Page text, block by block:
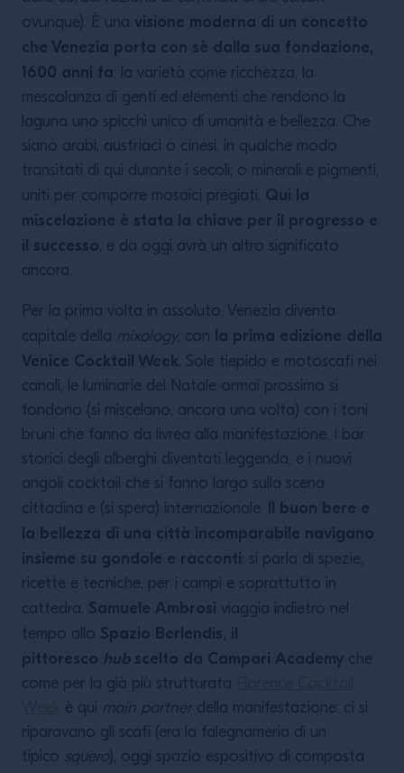
ovunque). È una visione moderna di un concetto
che Venezia porta con sè dalla sua fondazione,
1600 anni fa: la varietà come ricchezza, la
mescolanza di genti ed elementi che rendono la
laguna uno spicchi unico di umanità e bellezza. Che
siano arabi, austriaci o cinesi, in qualche modo
transitati di qui durante i secoli; o minerali e pigmenti,
uniti per comporre mosaici pregiati. Qui la
miscelazione è stata la chiave per il progresso e
il successo, e da oggi avrà un altro significato
ancora.
Per la prima volta in assoluto, Venezia diventa
capitale della mixology , con la prima edizione della
Venice Cocktail Week. Sole tiepido e motoscafi nei
canali, le luminarie del Natale ormai prossimo si
fondono (si miscelano, ancora una volta) con i toni
bruni che fanno da livrea alla manifestazione. I bar
storici degli alberghi diventati leggenda, e i nuovi
angoli cocktail che si fanno largo sulla scena
cittadina e (si spera) internazionale.
Il buon bere e
la bellezza di una città incomparabile navigano
insieme su gondole e racconti: si parla di spezie,
ricette e tecniche, per i campi e soprattutto in
cattedra. Samuele Ambrosi viaggia indietro nel
tempo allo Spazio Berlendis, il
pittoresco hubscelto da Campari Academy che
come per la già più strutturata
è qui main partnerdella manifestazione: ci si
riparavano gli scafi (era la falegnameria di un
tipico squero), oggi spazio espositivo di composta